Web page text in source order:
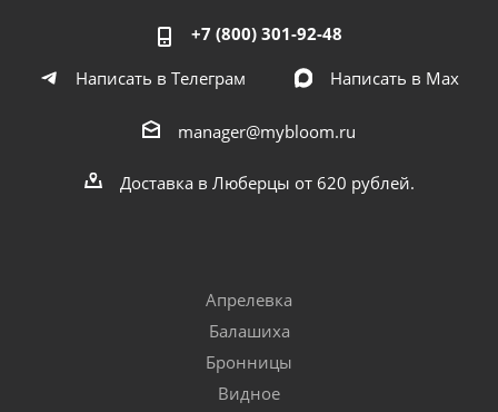
+7 (800) 301-92-48
Написать в Телеграм
Написать в Мах
manager@mybloom.ru
Доставка в Люберцы от 620 рублей.
Апрелевка
Балашиха
Бронницы
Видное